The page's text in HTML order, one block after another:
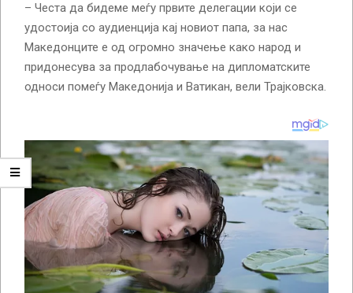
– Честа да бидеме меѓу првите делегации који се
удостоија со аудиенција кај новиот папа, за нас
Македонците е од огромно значење како народ и
придонесува за продлабочување на дипломатските
односи помеѓу Македонија и Ватикан, вели Трајковска.